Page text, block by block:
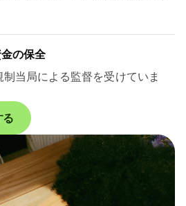
の保全
当局による監督を受けていま
る